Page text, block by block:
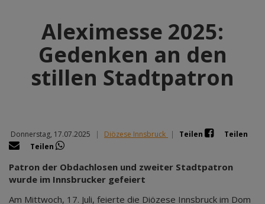
Aleximesse 2025:
Gedenken an den
stillen Stadtpatron
Donnerstag, 17.07.2025 | Diözese Innsbruck | Teilen
Teilen
Teilen
Patron der Obdachlosen und zweiter Stadtpatron
wurde im Innsbrucker gefeiert
Am Mittwoch, 17. Juli, feierte die Diözese Innsbruck im Dom